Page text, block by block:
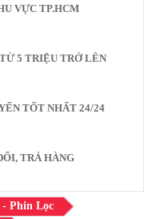
VỰC TP.HCM
5 TRIỆU TRỞ LÊN
TỐT NHẤT 24/24
TRẢ HÀNG
Phin Lọc